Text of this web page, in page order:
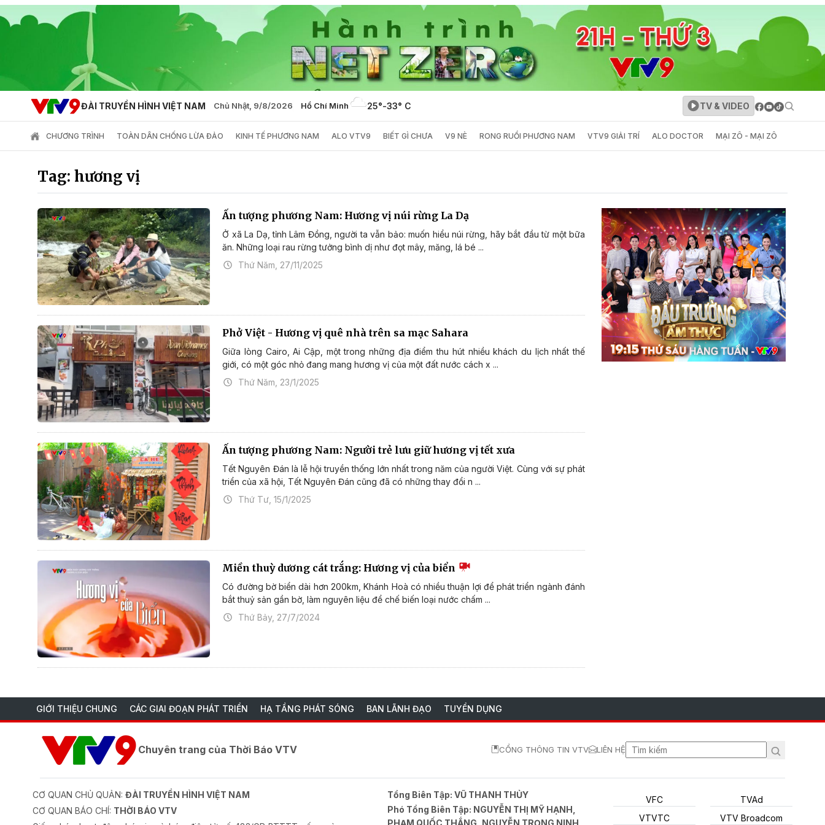
ĐÀI TRUYỀN HÌNH VIỆT NAM Chủ Nhật, 9/8/2026 Hồ Chí Minh 25°-33° C TV & VIDEO
CHƯƠNG TRÌNH TOÀN DÂN CHỐNG LỪA ĐẢO KINH TẾ PHƯƠNG NAM ALO VTV9 BIẾT GÌ CHƯA V9 NÈ RONG RUỔI PHƯƠNG NAM VTV9 GIẢI TRÍ ALO DOCTOR MẠI ZÔ - MẠI ZÔ
Tag: hương vị
Ấn tượng phương Nam: Hương vị núi rừng La Dạ
Ở xã La Dạ, tỉnh Lâm Đồng, người ta vẫn bảo: muốn hiểu núi rừng, hãy bắt đầu từ một bữa
ăn. Những loại rau rừng tưởng bình dị như đọt mây, măng, lá bé ...
Thứ Năm, 27/11/2025
Phở Việt - Hương vị quê nhà trên sa mạc Sahara
Giữa lòng Cairo, Ai Cập, một trong những địa điểm thu hút nhiều khách du lịch nhất thế
giới, có một góc nhỏ đang mang hương vị của một đất nước cách x ...
Thứ Năm, 23/1/2025
Ấn tượng phương Nam: Người trẻ lưu giữ hương vị tết xưa
Tết Nguyên Đán là lễ hội truyền thống lớn nhất trong năm của người Việt. Cùng với sự phát
triển của xã hội, Tết Nguyên Đán cũng đã có những thay đổi n ...
Thứ Tư, 15/1/2025
Miền thuỳ dương cát trắng: Hương vị của biển
Có đường bờ biển dài hơn 200km, Khánh Hoà có nhiều thuận lợi để phát triển ngành đánh
bắt thuỷ sản gần bờ, làm nguyên liệu để chế biến loại nước chấm ...
Thứ Bảy, 27/7/2024
GIỚI THIỆU CHUNG CÁC GIAI ĐOẠN PHÁT TRIỂN HẠ TẦNG PHÁT SÓNG BAN LÃNH ĐẠO TUYỂN DỤNG
Chuyên trang của Thời Báo VTV CỔNG THÔNG TIN VTV LIÊN HỆ
CƠ QUAN CHỦ QUẢN: ĐÀI TRUYỀN HÌNH VIỆT NAM
CƠ QUAN BÁO CHÍ: THỜI BÁO VTV
Tổng Biên Tập:VŨ THANH THỦY
Phó Tổng Biên Tập: NGUYỄN THỊ MỸ HẠNH,
PHẠM QUỐC THẮNG, NGUYỄN TRỌNG NINH
VFC
VTVTC
TVAd
VTV Broadcom